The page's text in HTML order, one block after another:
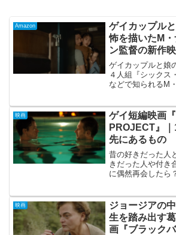
Amazon
ゲイカップル
怖を描いたM
ン監督の新作
の訪問者（
Cabin）』
ゲイカップルと娘
４人組『シックス
などで知られるM
Cabin）』の予告
映画
ゲイ短編映画
PROJECT』
先にあるもの
昔の好きだった人
きだった人や付き
に偶然再会したら
バイト先の先輩だ
から21歳の1年間
映画
ジョージアの
生を踏み出す
画『ブラック